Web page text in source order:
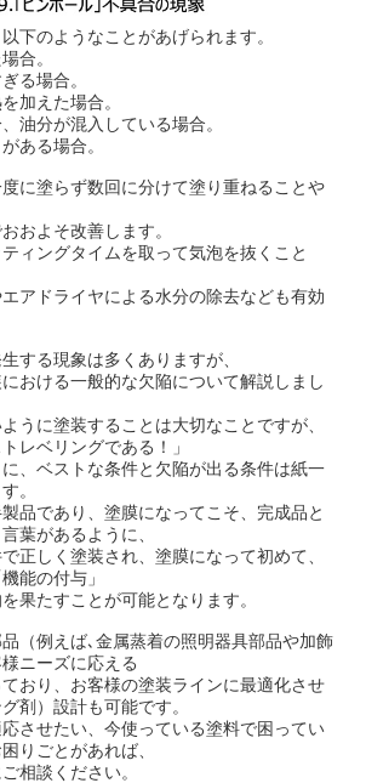
下のようなことがあげられます。
合。
る場合。
加えた場合。
油分が混入している場合。
ある場合。
に塗らず数回に分けて塗り重ねることや
おおよそ改善します。
ィングタイムを取って気泡を抜くこと
アドライヤによる水分の除去なども有効
する現象は多くありますが、
おける一般的な欠陥について解説しまし
うに塗装することは大切なことですが、
レベリングである！」
、ベストな条件と欠陥が出る条件は紙一
。
製品であり、塗膜になってこそ、完成品と
葉があるように、
正しく塗装され、塗膜になって初めて、
能の付与」
を果たすことが可能となります。
（例えば､金属蒸着の照明器具部品や加飾
ニーズに応える
おり、 お客様の塗装ラインに最適化させ
剤）設計も可能です。
させたい、今使っている塗料で困ってい
りごとがあれば、
相談ください。